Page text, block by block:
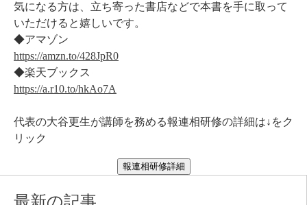
気になる方は、立ち寄った書店などで本書を手に取って
いただけると嬉しいです。
◆アマゾン
https://amzn.to/428JpR0
◆楽天ブックス
https://a.r10.to/hkAo7A
代表の大谷更生が講師を務める報連相研修の詳細は↓をク
リック
報連相研修詳細